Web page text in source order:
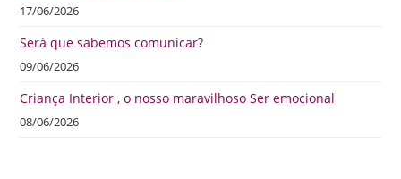
17/06/2026
Será que sabemos comunicar?
09/06/2026
Criança Interior , o nosso maravilhoso Ser emocional
08/06/2026